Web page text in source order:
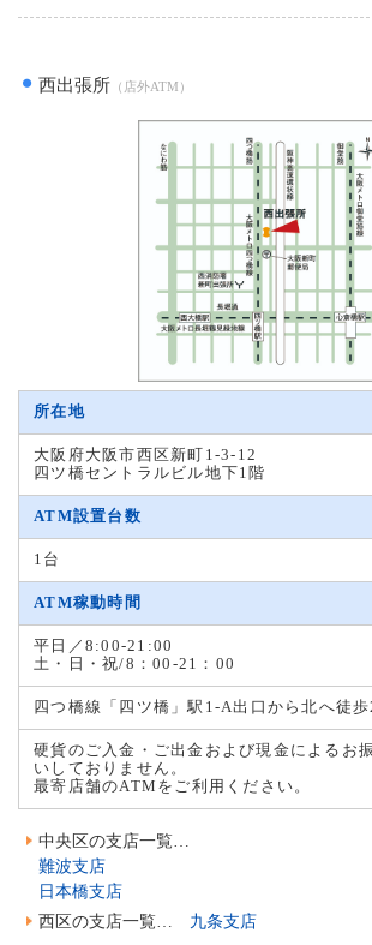
西出張所 （店外ATM）
所在地
大阪府大阪市西区新町1-3-12
四ツ橋セントラルビル地下1階
ATM設置台数
1台
ATM稼動時間
平日／8:00-21:00
土・日・祝/8：00-21：00
四つ橋線「四ツ橋」駅1-A出口から北へ徒歩
硬貨のご入金・ご出金および現金によるお
いしておりません。
最寄店舗のATMをご利用ください。
中央区の支店一覧…
難波支店
日本橋支店
西区の支店一覧… 九条支店